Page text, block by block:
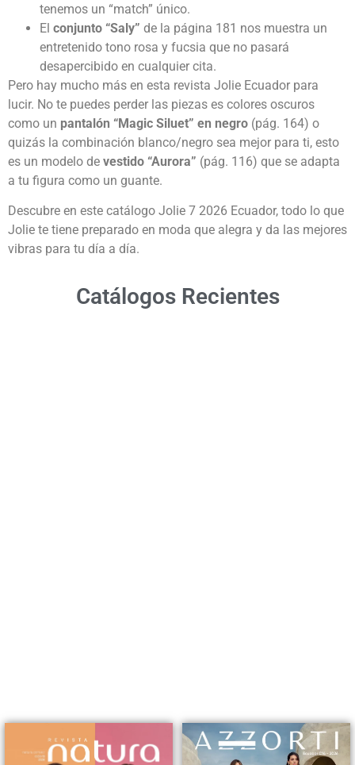
tenemos un “match” único.
El conjunto “Saly” de la página 181 nos muestra un
entretenido tono rosa y fucsia que no pasará
desapercibido en cualquier cita.
Pero hay mucho más en esta revista Jolie Ecuador para
lucir. No te puedes perder las piezas es colores oscuros
como un pantalón “Magic Siluet” en negro (pág. 164) o
quizás la combinación blanco/negro sea mejor para ti, esto
es un modelo de vestido “Aurora” (pág. 116) que se adapta
a tu figura como un guante.
Descubre en este catálogo Jolie 7 2026 Ecuador, todo lo que
Jolie te tiene preparado en moda que alegra y da las mejores
vibras para tu día a día.
Catálogos Recientes